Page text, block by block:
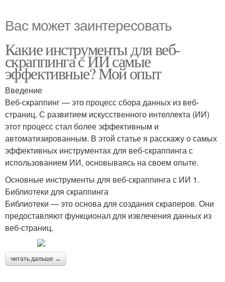
Вас может заинтересовать
Какие инструменты для веб-
скраппинга с ИИ самые
эффективные? Мой опыт
Введение
Веб-скраппинг — это процесс сбора данных из веб-
страниц. С развитием искусственного интеллекта (ИИ)
этот процесс стал более эффективным и
автоматизированным. В этой статье я расскажу о самых
эффективных инструментах для веб-скраппинга с
использованием ИИ, основываясь на своем опыте.
Основные инструменты для веб-скраппинга с ИИ 1.
Библиотеки для скраппинга
Библиотеки — это основа для создания скраперов. Они
предоставляют функционал для извлечения данных из
веб-страниц.
читать дальше →